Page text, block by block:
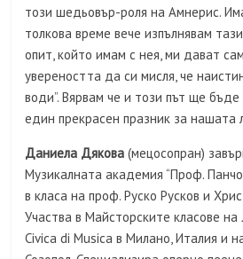
този шедьовър-роля на Амнерис.
толкова време вече изпълнявам
опит, който имам с нея, ми дават
увереността да си мисля, че
води”. Вярвам че и този път ще
един прекрасен празник за нашата
Даниела Дякова (мецосопран)
Музикалната академия “Проф.
в класа на проф. Руско Русков и
Участва в Майсторските класове на
Civica di Musica в Милано, Италия и